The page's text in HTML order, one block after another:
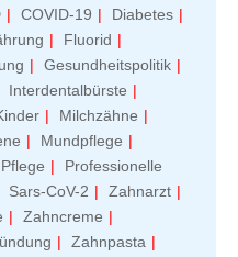
COVID-19
Diabetes
Fluorid
Gesundheitspolitik
Interdentalbürste
Milchzähne
Mundpflege
Pflege
Professionelle
Sars-CoV-2
Zahnarzt
Zahncreme
Zahnpasta